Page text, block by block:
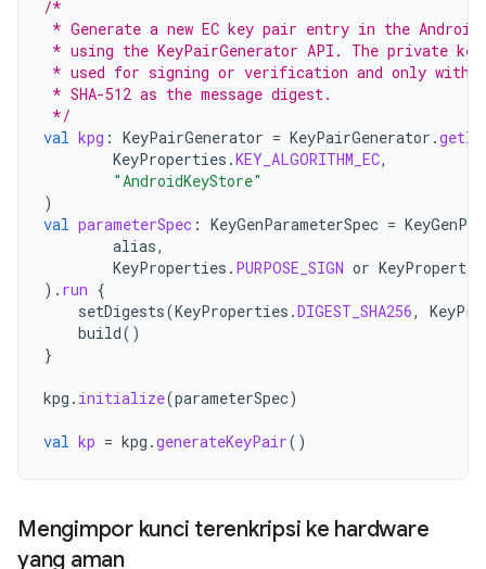
/*
* Generate a new EC key pair entry in the Android
* using the KeyPairGenerator API. The private
* used for signing or verification and only with
* SHA-512 as the message digest.
*/
val kpg : KeyPairGenerator = KeyPairGenerator .
KeyProperties .KEY_ALGORITHM_EC,
"AndroidKeyStore"
)
val parameterSpec : KeyGenParameterSpec =
alias,
KeyProperties . PURPOSE_SIGN or
). run {
setDigests(KeyProperties .DIGEST_SHA256,
build()
}
kpg . initialize(parameterSpec)
val kp = kpg .generateKeyPair()
Mengimpor kunci terenkripsi ke hardware
yang aman